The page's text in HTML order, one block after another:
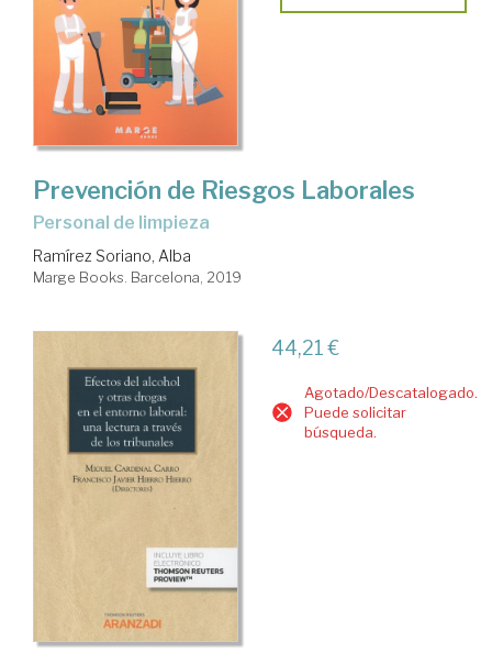
Prevención de Riesgos Laborales
Personal de limpieza
Ramírez Soriano, Alba
Marge Books. Barcelona, 2019
44,21 €
Agotado/Descatalogado.
Puede solicitar
búsqueda.